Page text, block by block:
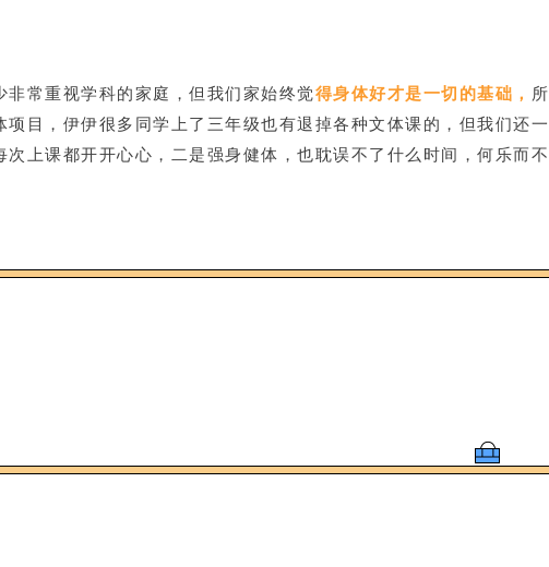
非常重视学科的家庭，但我们家始终觉得身体好才是一切的基础，
所
项目，伊伊很多同学上了三年级也有退掉各种文体课的，但我们还一
次上课都开开心心，二是强身健体，也耽误不了什么时间，何乐而不